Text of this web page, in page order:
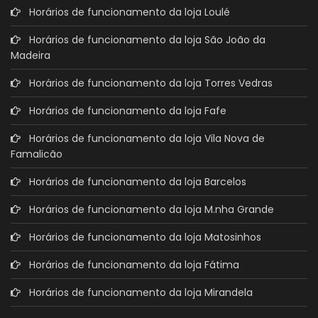
Horários de funcionamento da loja Loulé
Horários de funcionamento da loja São João da
Madeira
Horários de funcionamento da loja Torres Vedras
Horários de funcionamento da loja Fafe
Horários de funcionamento da loja Vila Nova de
Famalicão
Horários de funcionamento da loja Barcelos
Horários de funcionamento da loja M.nha Grande
Horários de funcionamento da loja Matosinhos
Horários de funcionamento da loja Fátima
Horários de funcionamento da loja Mirandela